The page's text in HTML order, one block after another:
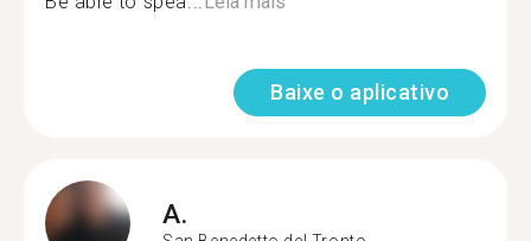
Baixe o aplicativo
A.